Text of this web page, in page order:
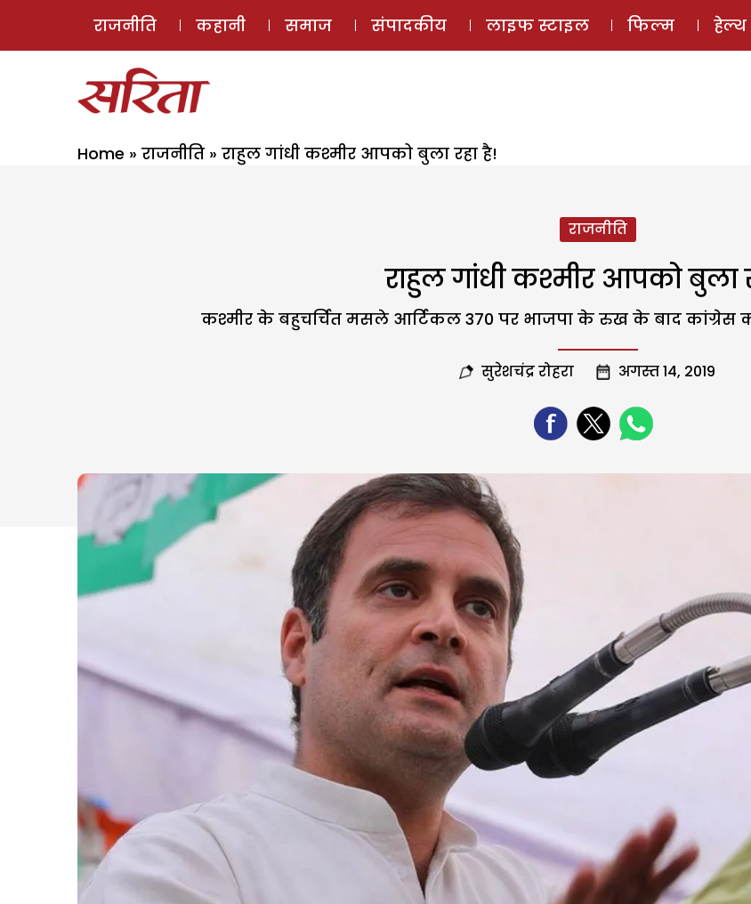
ई-मैगज़ीन
राजनीति कहानी समाज संपादकीय लाइफ स्टाइल फिल्म हेल्थ
Home » राजनीति » राहुल गांधी कश्मीर आपको बुला रहा है!
राजनीति
राहुल गांधी कश्मीर आपको बुला
कश्मीर के बहुचर्चित मसले आर्टिकल 370 पर भाजपा के रुख के बाद कांग्रेस
सुरेशचंद्र रोहरा अगस्त 14, 2019